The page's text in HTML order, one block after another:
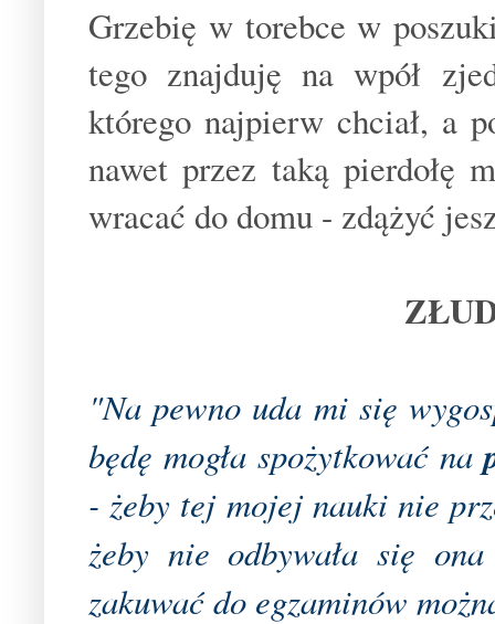
Grzebię w torebce w
tego znajduję na wpół
którego najpierw chciał, a
nawet przez taką pierdołę
wracać do domu - zdążyć
"Na pewno uda mi się
będę mogła spożytkować na
- żeby tej mojej nauki nie
żeby nie odbywała się
zakuwać do egzaminów